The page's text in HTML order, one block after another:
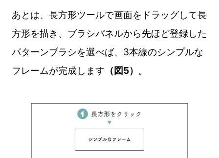
あとは、長方形ツールで画面をドラッグして長
方形を描き、ブラシパネルから先ほど登録した
パターンブラシを選べば、3本線のシンプルな
フレームが完成します （図5） 。